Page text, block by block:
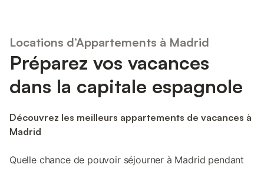
Locations d’Appartements à Madrid
Préparez vos vacances
dans la capitale espagnole
Découvrez les meilleurs appartements de vacances à
Madrid
Quelle chance de pouvoir séjourner à Madrid pendant